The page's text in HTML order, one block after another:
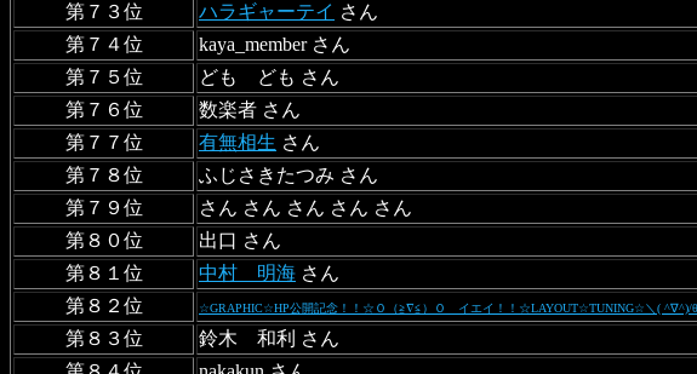
第７３位
ハラギャーテイ さん
第７４位
kaya_member さん
第７５位
ども ども さん
第７６位
数楽者 さん
第７７位
有無相生 さん
第７８位
ふじさきたつみ さん
第７９位
さん さん さん さん さん
第８０位
出口 さん
第８１位
中村 明海 さん
第８２位
☆GRAPHIC☆HP公開記念！！☆Ｏ（≧∇≦）Ｏ イエイ！！☆LAYOUT☆TUNING☆＼( ^∇^)/
第８３位
鈴木 和利 さん